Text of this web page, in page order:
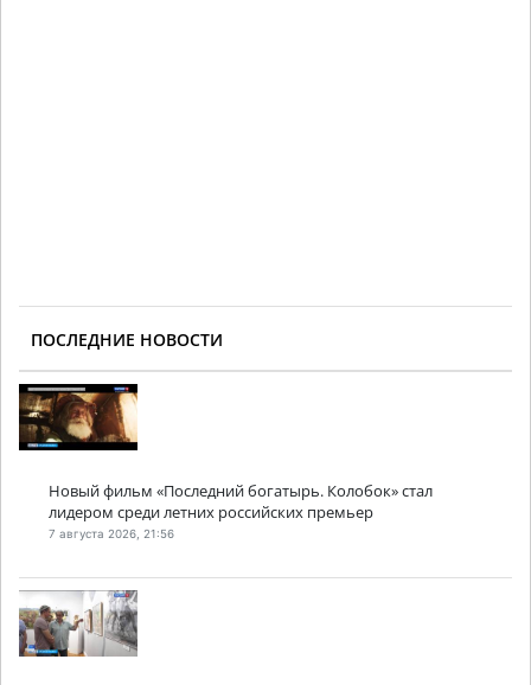
ПОСЛЕДНИЕ НОВОСТИ
Новый фильм «Последний богатырь. Колобок» стал
лидером среди летних российских премьер
7 августа 2026, 21:56